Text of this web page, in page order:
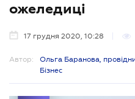
ожеледиці
17 грудня 2020, 10:28
Автор:
Ольга Баранова,
Бізнес